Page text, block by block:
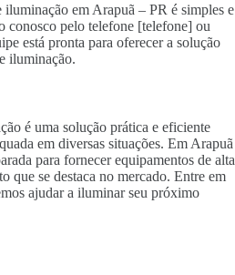
iluminação em Arapuã – PR é simples e
conosco pelo telefone [telefone] ou
está pronta para oferecer a solução
iluminação.
é uma solução prática e eficiente
em diversas situações. Em Arapuã
para fornecer equipamentos de alta
que se destaca no mercado. Entre em
ajudar a iluminar seu próximo